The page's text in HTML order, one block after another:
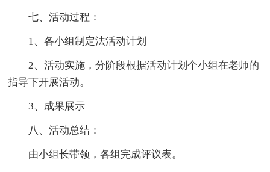
七、活动过程：
1、各小组制定法活动计划
2、活动实施，分阶段根据活动计划个小组在老师的
指导下开展活动。
3、成果展示
八、活动总结：
由小组长带领，各组完成评议表。